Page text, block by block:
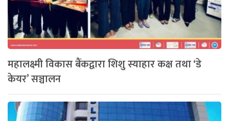
महालक्ष्मी विकास बैंकद्वारा शिशु स्याहार कक्ष तथा ‘डे
केयर’ सञ्चालन